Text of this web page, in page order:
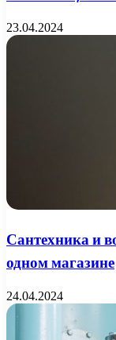
23.04.2024
Сантехника и
одном магазине
24.04.2024